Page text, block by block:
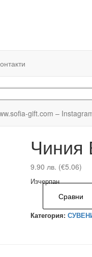
gift.com –
Чиния
9.90 лв. (€5.06)
Изчерпан
Сравни
Категория: